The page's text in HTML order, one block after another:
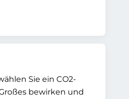
Sie ein CO2-
bewirken und